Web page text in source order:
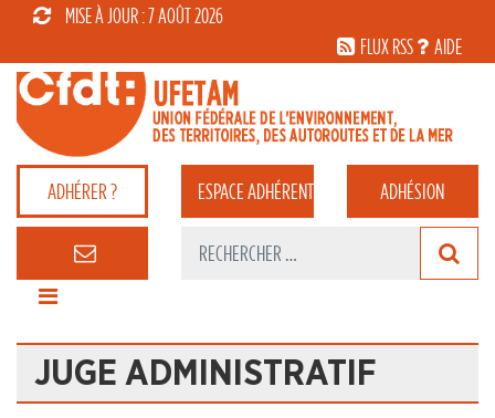
MISE À JOUR : 7 AOÛT 2026
FLUX RSS
AIDE
ADHÉRER ? ESPACEADHÉRENT ADHÉSION
JUGE ADMINISTRATIF